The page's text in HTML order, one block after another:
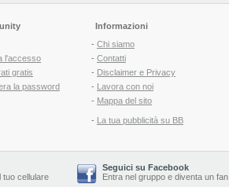
l'accesso
gratis
la password
Informazioni
- Chi siamo
- Contatti
- Disclaimer e Privacy
- Lavora con noi
- Mappa del sito
- La tua pubblicità su BB
tuo cellulare
Seguici su Facebook
Entra nel gruppo e diventa un fan